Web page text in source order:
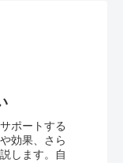
ポートする
効果、さら
します。自